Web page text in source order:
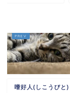
嗜好人(しこうび